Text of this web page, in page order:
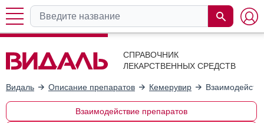
СПРАВОЧНИК
ЛЕКАРСТВЕННЫХ СРЕДСТВ
Видаль Описание препаратов Кемерувир
Взаимодействие препаратов